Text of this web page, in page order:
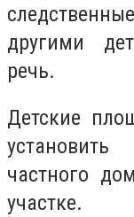
другими
речь.
Детские
частного
участке.